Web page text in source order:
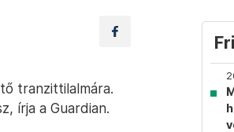
tranzittilalmára.
írja a Guardian.